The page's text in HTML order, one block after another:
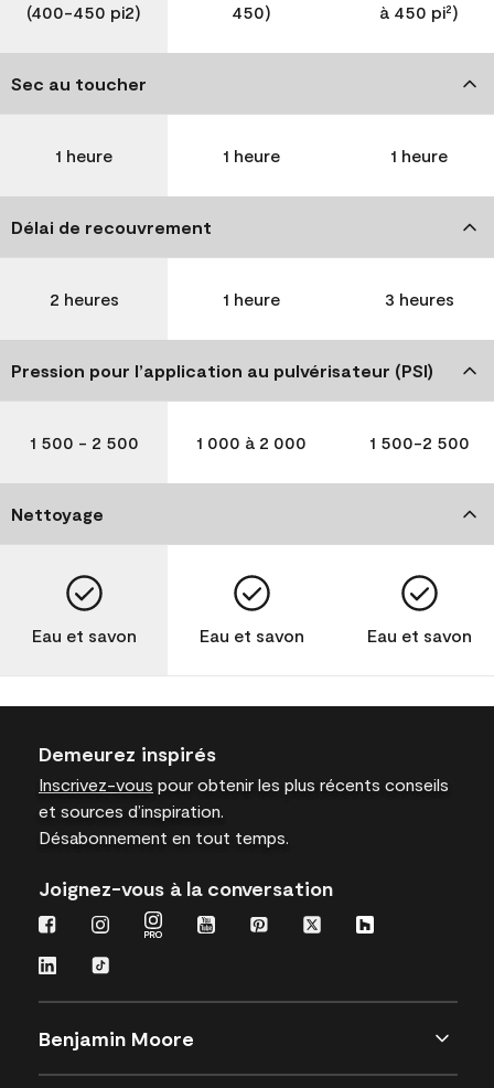
(400-450 pi2)
450)
à 450 pi²)
Sec au toucher
1 heure 1 heure 1 heure
Délai de recouvrement
2 heures 1 heure 3 heures
Pression pour l’application au pulvérisateur (PSI)
1 500 - 2 500 1 000 à 2 000 1 500-2 500
Nettoyage
Eau et savon Eau et savon Eau et savon
Demeurez inspirés
Inscrivez-vous pour obtenir les plus récents conseils
et sources d’inspiration.
Désabonnement en tout temps.
Joignez-vous à la conversation
Benjamin Moore